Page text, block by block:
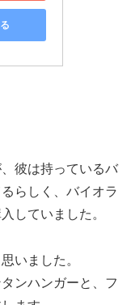
彼は持っているバ
らしく、バイオラ
していました。
いました。
ンハンガーと、フ